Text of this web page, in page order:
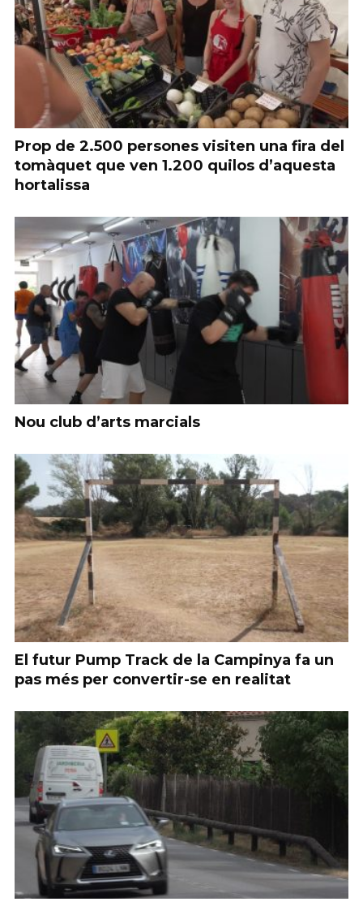
Prop de 2.500 persones visiten una fira del
tomàquet que ven 1.200 quilos d’aquesta
hortalissa
Nou club d’arts marcials
El futur Pump Track de la Campinya fa un
pas més per convertir-se en realitat